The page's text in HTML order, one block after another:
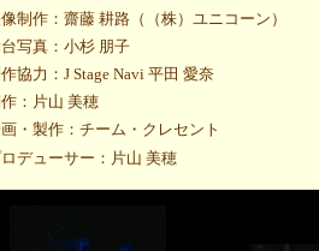
制作：齋藤 耕路（（株）ユニコーン）
写真：小杉 朋子
協力：J Stage Navi 平田 愛奈
：片山 美穂
・製作：チーム・クレセント
デューサー：片山 美穂